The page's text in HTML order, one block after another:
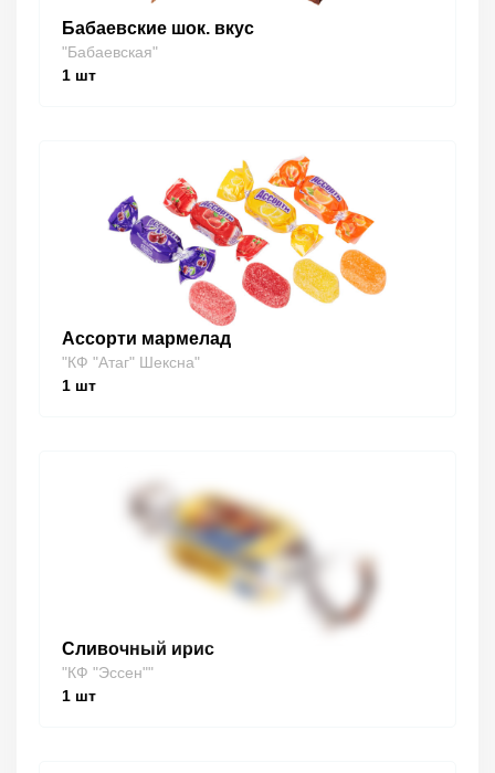
Бабаевские шок. вкус
"Бабаевская"
1 шт
Ассорти мармелад
"КФ "Атаг" Шексна"
1 шт
Сливочный ирис
"КФ "Эссен""
1 шт